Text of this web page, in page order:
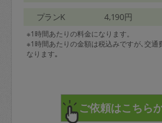
プランK 4,190円
※1時間あたりの料金になります。
※1時間あたりの金額は税込みですが､交通
なります｡